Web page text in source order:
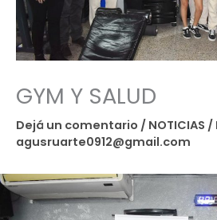
GYM Y SALUD
Dejá un comentario / NOTICIAS /
agusruarte0912@gmail.com